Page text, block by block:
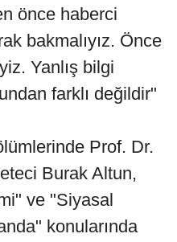
önce haberci
bakmalıyız. Önce
Yanlış bilgi
farklı değildir"
Prof. Dr.
Burak Altun,
ve "Siyasal
konularında